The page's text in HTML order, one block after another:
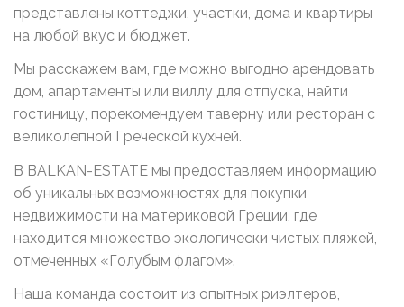
представлены коттеджи, участки, дома и квартиры
на любой вкус и бюджет.
Мы расскажем вам, где можно выгодно арендовать
дом, апартаменты или виллу для отпуска, найти
гостиницу, порекомендуем таверну или ресторан с
великолепной Греческой кухней.
В BALKAN-ESTATE мы предоставляем информацию
об уникальных возможностях для покупки
недвижимости на материковой Греции, где
находится множество экологически чистых пляжей,
отмеченных «Голубым флагом».
Наша команда состоит из опытных риэлтеров,